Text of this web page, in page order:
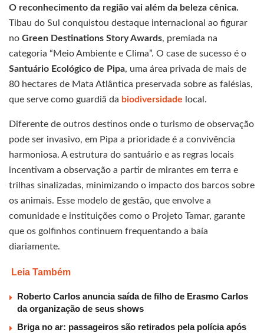
O reconhecimento da região vai além da beleza cênica.
Tibau do Sul conquistou destaque internacional ao figurar
no Green Destinations Story Awards, premiada na
categoria “Meio Ambiente e Clima”. O case de sucesso é o
Santuário Ecológico de Pipa, uma área privada de mais de
80 hectares de Mata Atlântica preservada sobre as falésias,
que serve como guardiã da biodiversidade local.
Diferente de outros destinos onde o turismo de observação
pode ser invasivo, em Pipa a prioridade é a convivência
harmoniosa. A estrutura do santuário e as regras locais
incentivam a observação a partir de mirantes em terra e
trilhas sinalizadas, minimizando o impacto dos barcos sobre
os animais. Esse modelo de gestão, que envolve a
comunidade e instituições como o Projeto Tamar, garante
que os golfinhos continuem frequentando a baía
diariamente.
Leia Também
Roberto Carlos anuncia saída de filho de Erasmo Carlos
da organização de seus shows
Briga no ar: passageiros são retirados pela polícia após